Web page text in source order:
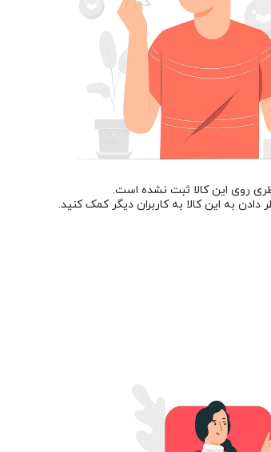
روی این کالا ثبت نشده است.
دادن به این کالا به کاربران دیگر کمک کنید.